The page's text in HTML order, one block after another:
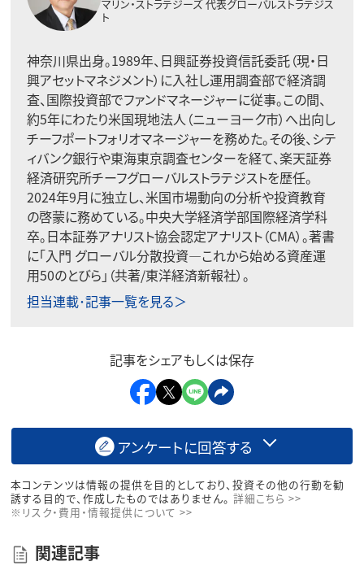
マリン・ストラテジーズ 代表グローバルストラテジス
ト
神奈川県出身。1989年、日興証券投資信託委託（現・日
興アセットマネジメント）に入社し運用調査部で経済調
査、国際投資部でファンドマネージャーに従事。この間、
約5年にわたり米国現地法人（ニューヨーク市）へ出向し
チーフポートフォリオマネージャーを務めた。その後、シテ
ィバンク銀行や東海東京調査センターを経て、楽天証券
経済研究所チーフグローバルストラテジストを歴任。
2024年9月に独立し、米国市場動向の分析や投資教育
の啓蒙に務めている。中央大学経済学部国際経済学科
卒。日本証券アナリスト協会認定アナリスト（CMA）。著書
に「入門 グローバル分散投資―これから始める資産運
用50のとびら」（共著/東洋経済新報社）。
担当連載･記事一覧を見る＞
記事をシェアもしくは保存
アンケートに回答する
本コンテンツは情報の提供を目的としており、投資その他の行動を勧
誘する目的で、作成したものではありません。 詳細こちら >>
※リスク・費用・情報提供について >>
関連記事